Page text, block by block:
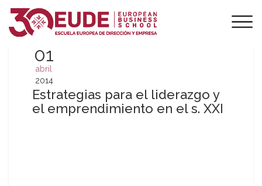
01
abril
2014
Estrategias para el liderazgo y
el emprendimiento en el s. XXI